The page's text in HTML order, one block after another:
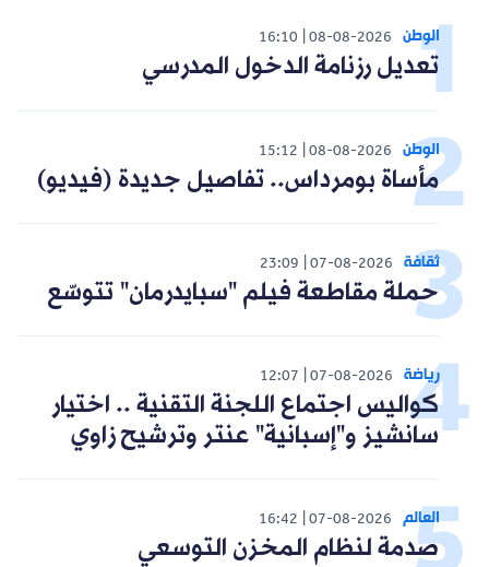
الوطن 08-08-2026
16:10
تعديل رزنامة الدخول المدرسي
الوطن 08-08-2026
15:12
مأساة بومرداس.. تفاصيل جديدة (فيديو)
ثقافة 07-08-2026
23:09
حملة مقاطعة فيلم "سبايدرمان" تتوسّع
رياضة 07-08-2026
12:07
كواليس اجتماع اللجنة التقنية .. اختيار
سانشيز و"إسبانية" عنتر وترشيح زاوي
العالم 07-08-2026
16:42
صدمة لنظام المخزن التوسعي